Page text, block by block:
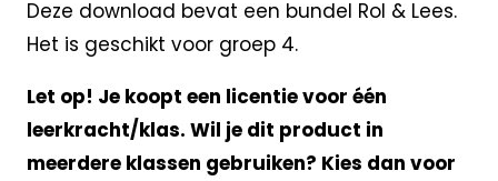
Deze download bevat een bundel Rol & Lees.
Het is geschikt voor groep 4.
Let op! Je koopt een licentie voor één
leerkracht/klas. Wil je dit product in
meerdere klassen gebruiken? Kies dan voor